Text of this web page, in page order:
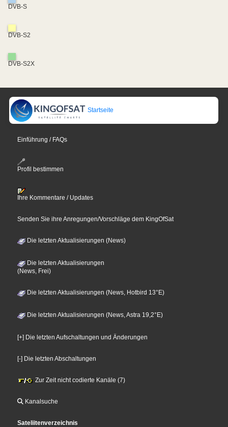
DVB-S
DVB-S2
DVB-S2X
Startseite
Einführung / FAQs
Profil bestimmen
Ihre Kommentare / Updates
Senden Sie ihre Anregungen/Vorschläge dem KingOfSat
Die letzten Aktualisierungen (News)
Die letzten Aktualisierungen
(News, Frei)
Die letzten Aktualisierungen (News, Hotbird 13°E)
Die letzten Aktualisierungen (News, Astra 19,2°E)
[+] Die letzten Aufschaltungen und Änderungen
[-] Die letzten Abschaltungen
Zur Zeit nicht codierte Kanäle (7)
Kanalsuche
Sateliitenverzeichnis